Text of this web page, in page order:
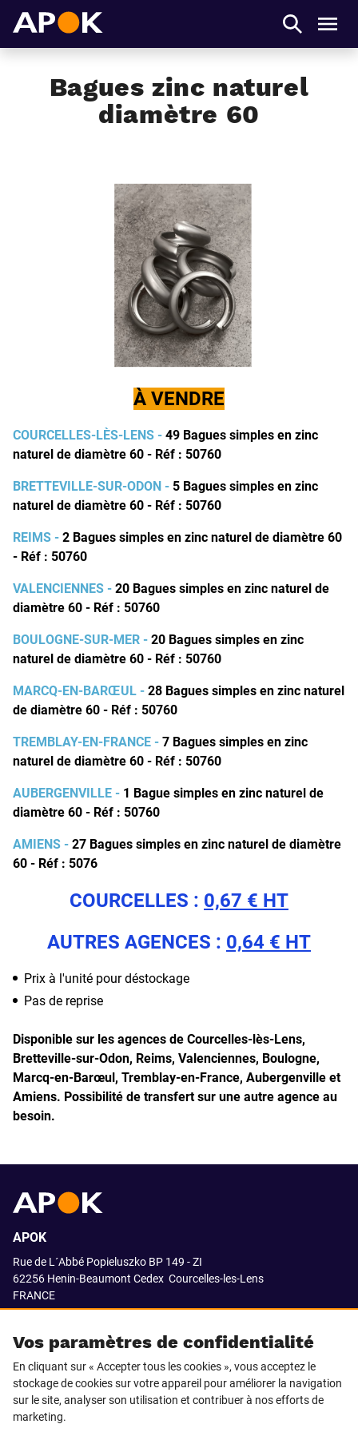
Bagues zinc naturel
diamètre 60
À VENDRE
COURCELLES-LÈS-LENS - 49 Bagues simples en zinc
naturel de diamètre 60 - Réf : 50760
BRETTEVILLE-SUR-ODON - 5 Bagues simples en zinc
naturel de diamètre 60 - Réf : 50760
REIMS - 2 Bagues simples en zinc naturel de diamètre 60
- Réf : 50760
VALENCIENNES - 20 Bagues simples en zinc naturel de
diamètre 60 - Réf : 50760
BOULOGNE-SUR-MER - 20 Bagues simples en zinc
naturel de diamètre 60 - Réf : 50760
MARCQ-EN-BARŒUL - 28 Bagues simples en zinc naturel
de diamètre 60 - Réf : 50760
TREMBLAY-EN-FRANCE - 7 Bagues simples en zinc
naturel de diamètre 60 - Réf : 50760
AUBERGENVILLE - 1 Bague simples en zinc naturel de
diamètre 60 - Réf : 50760
AMIENS - 27 Bagues simples en zinc naturel de diamètre
60 - Réf : 5076
COURCELLES : 0,67 € HT
AUTRES AGENCES : 0,64 € HT
Prix à l'unité pour déstockage
Pas de reprise
Disponible sur les agences de Courcelles-lès-Lens,
Bretteville-sur-Odon, Reims, Valenciennes, Boulogne,
Marcq-en-Barœul, Tremblay-en-France, Aubergenville et
Amiens. Possibilité de transfert sur une autre agence au
besoin.
Vos paramètres de confidentialité
En cliquant sur « Accepter tous les cookies », vous acceptez le
stockage de cookies sur votre appareil pour améliorer la navigation
sur le site, analyser son utilisation et contribuer à nos efforts de
marketing.
APOK
Rue de L´Abbé Popieluszko BP 149 - ZI
62256 Henin-Beaumont Cedex Courcelles-les-Lens
FRANCE
SUIVEZ-NOUS SUR